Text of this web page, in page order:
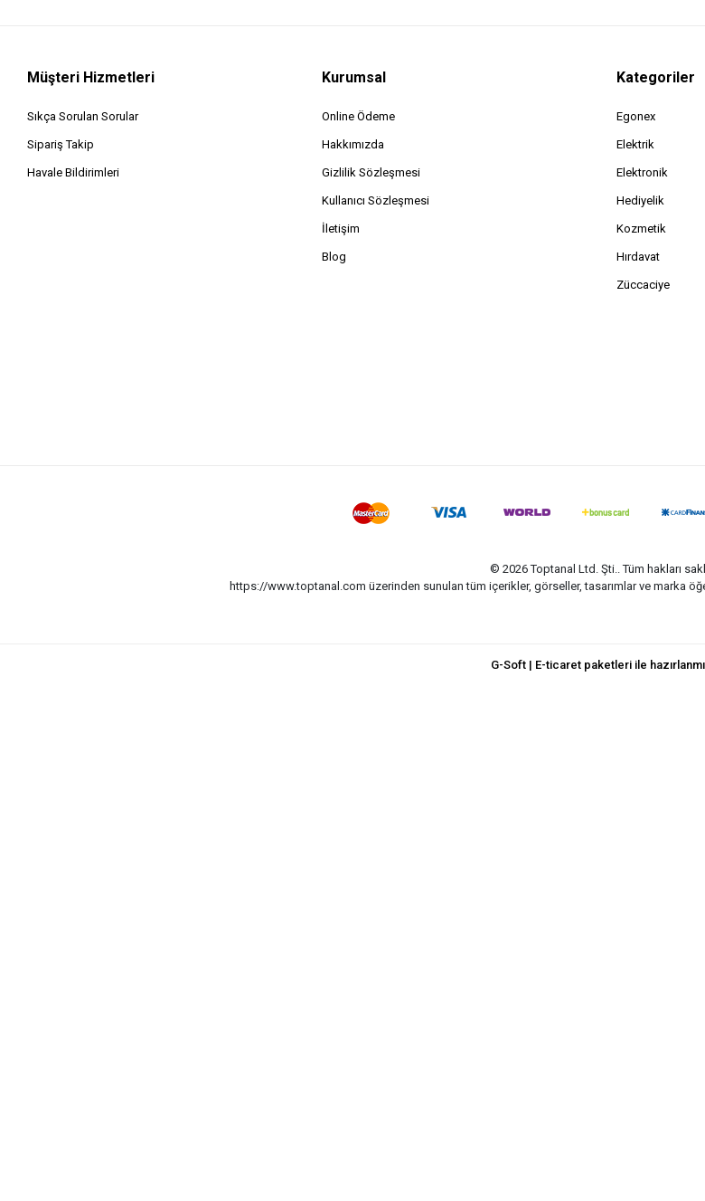
Bıçak Bileme
Rondo & Mikser ( 2in1 ) Şarjlı
Kettle Cam
Müşteri Hizmetleri
Sıkça Sorulan Sorular
Sipariş Takip
Havale Bildirimleri
Kurumsal
Online Ödeme
Hakkımızda
Gizlilik Sözleşmesi
Kullanıcı Sözleşmesi
İletişim
Blog
Kategoriler
Egonex
Elektrik
Elektronik
Hediyelik
Kozmetik
Hırdavat
Züccaciye
© 2026 Toptanal Ltd. Şti.. Tüm hakları
https://www.toptanal.com üzerinden sunulan tüm içerikler, görseller, tasarımlar ve marka
G-Soft | E-ticaret paketleri ile